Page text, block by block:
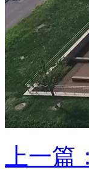
上一篇